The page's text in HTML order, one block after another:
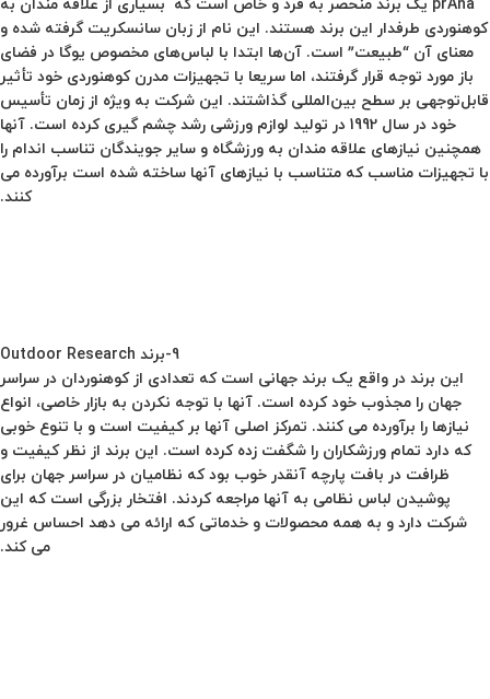
prAna یک برند منحصر به فرد و خاص است که بسیاری از علاقه مندان به
کوهنوردی طرفدار این برند هستند. این نام از زبان سانسکریت گرفته شده و
معنای آن “طبیعت” است. آن‌ها ابتدا با لباس‌های مخصوص یوگا در فضای
باز مورد توجه قرار گرفتند، اما سریعا با تجهیزات مدرن کوهنوردی خود تأثیر
قابل‌توجهی بر سطح بین‌المللی گذاشتند. این شرکت به ویژه از زمان تأسیس
خود در سال 1992 در تولید لوازم ورزشی رشد چشم گیری کرده است. آنها
همچنین نیازهای علاقه مندان به ورزشگاه و سایر جویندگان تناسب اندام را
با تجهیزات مناسب که متناسب با نیازهای آنها ساخته شده است برآورده می
کنند.
9-برند Outdoor Research
این برند در واقع یک برند جهانی است که تعدادی از کوهنوردان در سراسر
جهان را مجذوب خود کرده است. آنها با توجه نکردن به بازار خاصی، انواع
نیازها را برآورده می کنند. تمرکز اصلی آنها بر کیفیت است و با تنوع خوبی
که دارد تمام ورزشکاران را شگفت زده کرده است. این برند از نظر کیفیت و
ظرافت در بافت پارچه آنقدر خوب بود که نظامیان در سراسر جهان برای
پوشیدن لباس نظامی به آنها مراجعه کردند. افتخار بزرگی است که این
شرکت دارد و به همه محصولات و خدماتی که ارائه می دهد احساس غرور
می کند.